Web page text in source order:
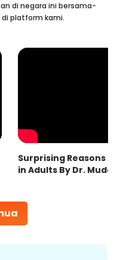
di negara ini bersama-
platform kami.
Surprising Reasons
in Adults By Dr.